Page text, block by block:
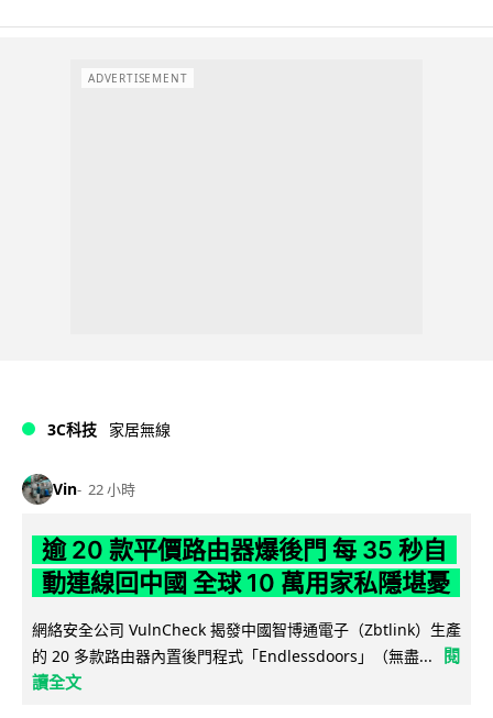
ADVERTISEMENT
3C科技 家居無線
Vin 22 小時
逾 20 款平價路由器爆後門 每 35 秒自
動連線回中國 全球 10 萬用家私隱堪憂
網絡安全公司 VulnCheck 揭發中國智博通電子（Zbtlink）生產
的 20 多款路由器內置後門程式「Endlessdoors」（無盡...
閱
讀全文